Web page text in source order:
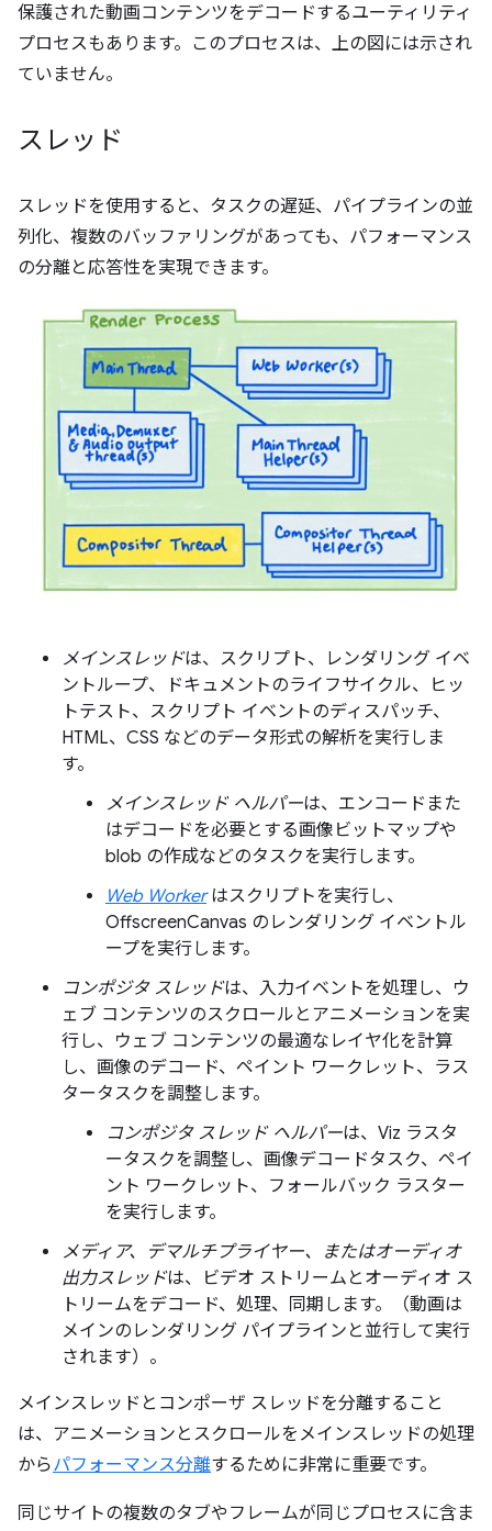
保護された動画コンテンツをデコードするユーティリティ
プロセスもあります。このプロセスは、上の図には示され
ていません。
スレッド
スレッドを使用すると、タスクの遅延、パイプラインの並
列化、複数のバッファリングがあっても、パフォーマンス
の分離と応答性を実現できます。
メインスレッドは、スクリプト、レンダリング イベ
ントループ、ドキュメントのライフサイクル、ヒッ
トテスト、スクリプト イベントのディスパッチ、
HTML、CSS などのデータ形式の解析を実行しま
す。
メインスレッド ヘルパーは、エンコードまた
はデコードを必要とする画像ビットマップや
blob の作成などのタスクを実行します。
Web Workerはスクリプトを実行し、
OffscreenCanvas のレンダリング イベントル
ープを実行します。
コンポジタ スレッドは、入力イベントを処理し、ウ
ェブ コンテンツのスクロールとアニメーションを実
行し、ウェブ コンテンツの最適なレイヤ化を計算
し、画像のデコード、ペイント ワークレット、ラス
タータスクを調整します。
コンポジタ スレッド ヘルパーは、Viz ラスタ
ータスクを調整し、画像デコードタスク、ペイ
ント ワークレット、フォールバック ラスター
を実行します。
メディア、デマルチプライヤー、またはオーディオ
出力スレッドは、ビデオ ストリームとオーディオ ス
トリームをデコード、処理、同期します。（動画は
メインのレンダリング パイプラインと並行して実行
されます）。
メインスレッドとコンポーザ スレッドを分離すること
は、アニメーションとスクロールをメインスレッドの処理
からパフォーマンス分離するために非常に重要です。
同じサイトの複数のタブやフレームが同じプロセスに含ま